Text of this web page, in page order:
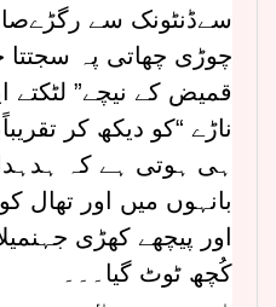
سےڈنٹونک سے
چوڑی چھاتی پہ
قمیض کے نیچے” لٹکتے
ناڑے “کو دیکھ کر
ہی ہوتی ہے کہ
بانہوں میں اور تھال
اور پیچھے کھڑی
کُچھ ٹوٹ گیا۔۔۔